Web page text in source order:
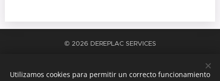
© 2026 DEREPLAC SERVICES
Idiomas
Utilizamos cookies para permitir un correcto funcionamiento